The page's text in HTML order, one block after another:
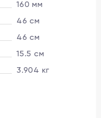
160 мм
46 см
46 см
15.5 см
3.904 кг